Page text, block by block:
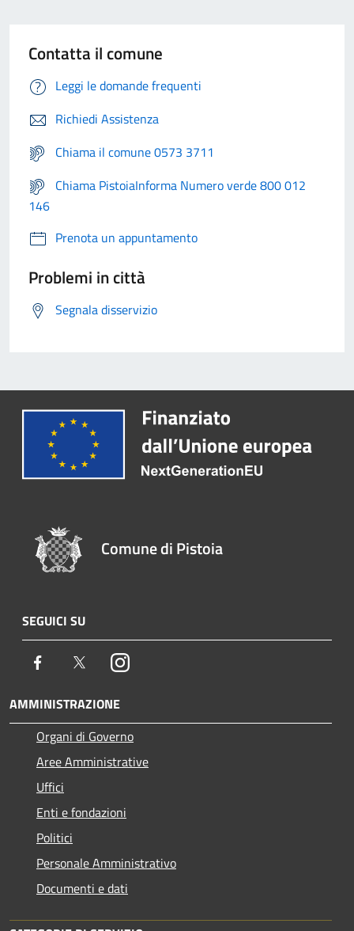
Contatta il comune
Leggi le domande frequenti
Richiedi Assistenza
Chiama il comune 0573 3711
Chiama PistoiaInforma Numero verde 800 012
146
Prenota un appuntamento
Problemi in città
Segnala disservizio
Comune di Pistoia
SEGUICI SU
Facebook TwitterInstagram
AMMINISTRAZIONE
Organi di Governo
Aree Amministrative
Uffici
Enti e fondazioni
Politici
Personale Amministrativo
Documenti e dati